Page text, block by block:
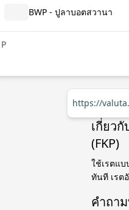
BWP - ปูลาบอตสวานา
P
https://
เกี่ยว
(FKP)
ใช้เรตแบ
ทันที เรต
คำถา